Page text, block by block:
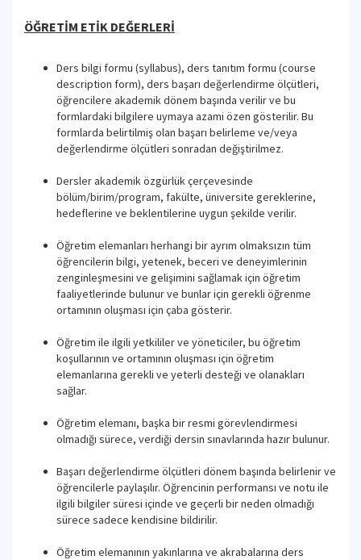
ÖĞRETİM ETİK DEĞERLERİ
Ders bilgi formu (syllabus), ders tanıtım formu (course
description form), ders başarı değerlendirme ölçütleri,
öğrencilere akademik dönem başında verilir ve bu
formlardaki bilgilere uymaya azami özen gösterilir. Bu
formlarda belirtilmiş olan başarı belirleme ve/veya
değerlendirme ölçütleri sonradan değiştirilmez.
Dersler akademik özgürlük çerçevesinde
bölüm/birim/program, fakülte, üniversite gereklerine,
hedeflerine ve beklentilerine uygun şekilde verilir.
Öğretim elemanları herhangi bir ayrım olmaksızın tüm
öğrencilerin bilgi, yetenek, beceri ve deneyimlerinin
zenginleşmesini ve gelişimini sağlamak için öğretim
faaliyetlerinde bulunur ve bunlar için gerekli öğrenme
ortamının oluşması için çaba gösterir.
Öğretim ile ilgili yetkililer ve yöneticiler, bu öğretim
koşullarının ve ortamının oluşması için öğretim
elemanlarına gerekli ve yeterli desteği ve olanakları
sağlar.
Öğretim elemanı, başka bir resmi görevlendirmesi
olmadığı sürece, verdiği dersin sınavlarında hazır bulunur.
Başarı değerlendirme ölçütleri dönem başında belirlenir ve
öğrencilerle paylaşılır. Öğrencinin performansı ve notu ile
ilgili bilgiler süresi içinde ve geçerli bir neden olmadığı
sürece sadece kendisine bildirilir.
Öğretim elemanının yakınlarına ve akrabalarına ders